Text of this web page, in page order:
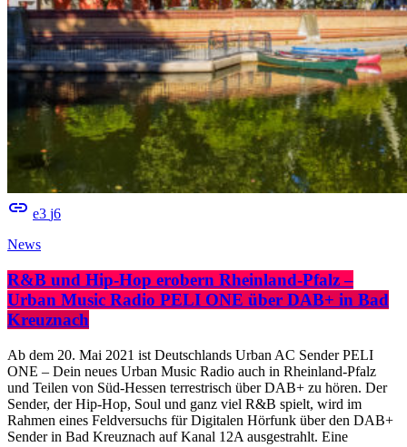
insert_link 3 6
News
R&B und Hip-Hop erobern Rheinland-Pfalz –
Urban Music Radio PELI ONE über DAB+ in Bad
Kreuznach
Ab dem 20. Mai 2021 ist Deutschlands Urban AC Sender PELI
ONE – Dein neues Urban Music Radio auch in Rheinland-Pfalz
und Teilen von Süd-Hessen terrestrisch über DAB+ zu hören. Der
Sender, der Hip-Hop, Soul und ganz viel R&B spielt, wird im
Rahmen eines Feldversuchs für Digitalen Hörfunk über den DAB+
Sender in Bad Kreuznach auf Kanal 12A ausgestrahlt. Eine